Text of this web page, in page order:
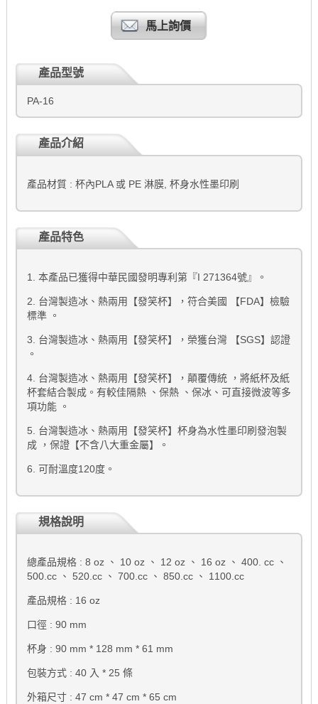
馬上詢價
產品型號
PA-16
產品介紹
產品材質 : 杯內PLA 或 PE 淋膜, 杯身水性墨印刷
產品特色
1. 本產品已獲得中華民國發明專利第『I 271364號』。
2. 台灣製造冰、熱兩用【發笑杯】，符合美國 【FDA】檢驗
標準 。
3. 台灣製造冰、熱兩用【發笑杯】，榮獲台灣 【SGS】認證
。
4. 台灣製造冰、熱兩用【發笑杯】，顛覆傳統 ，將紙杯及紙
杯套結合製成。有較佳隔熱 、保熱 、保冰、可直接微波等多
項功能 。
5. 台灣製造冰、熱兩用【發笑杯】杯身為水性墨印刷發泡製
成 ，保證【不含八大重金屬】。
6. 可耐溫度120度。
規格說明
總產品規格 : 8 oz 、 10 oz 、 12 oz 、 16 oz 、 400. cc 、
500.cc 、 520.cc 、 700.cc 、 850.cc 、 1100.cc
產品規格 : 16 oz
口徑 : 90 mm
杯身 : 90 mm * 128 mm * 61 mm
包裝方式 : 40 入 * 25 條
外箱尺寸 : 47 cm * 47 cm * 65 cm